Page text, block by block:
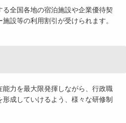
全国各地の宿泊施設や企業優待契
設等の利用割引が受けられます。
力を最大限発揮しながら、行政職
成していけるよう、様々な研修制